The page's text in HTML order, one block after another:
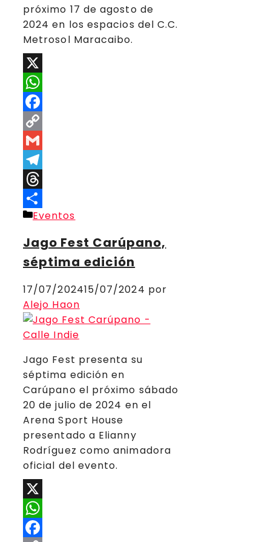
próximo 17 de agosto de
2024 en los espacios del C.C.
Metrosol Maracaibo.
X
WhatsApp
Facebook
Copy
Link
Gmail
Telegram
Threads
Compartir
Categorías
Eventos
Jago Fest Carúpano,
séptima edición
17/07/202415/07/2024 por
Alejo Haon
Jago Fest presenta su
séptima edición en
Carúpano el próximo sábado
20 de julio de 2024 en el
Arena Sport House
presentado a Elianny
Rodríguez como animadora
oficial del evento.
X
WhatsApp